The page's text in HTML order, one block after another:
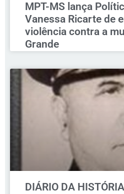
MPT-MS lança
Vanessa Ricarte de
violência contra a
Grande
DIÁRIO DA